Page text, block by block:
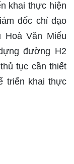
khai thực hiện
đốc chỉ đạo
Hoà Văn Miếu
đường H2
tục cần thiết
triển khai thực